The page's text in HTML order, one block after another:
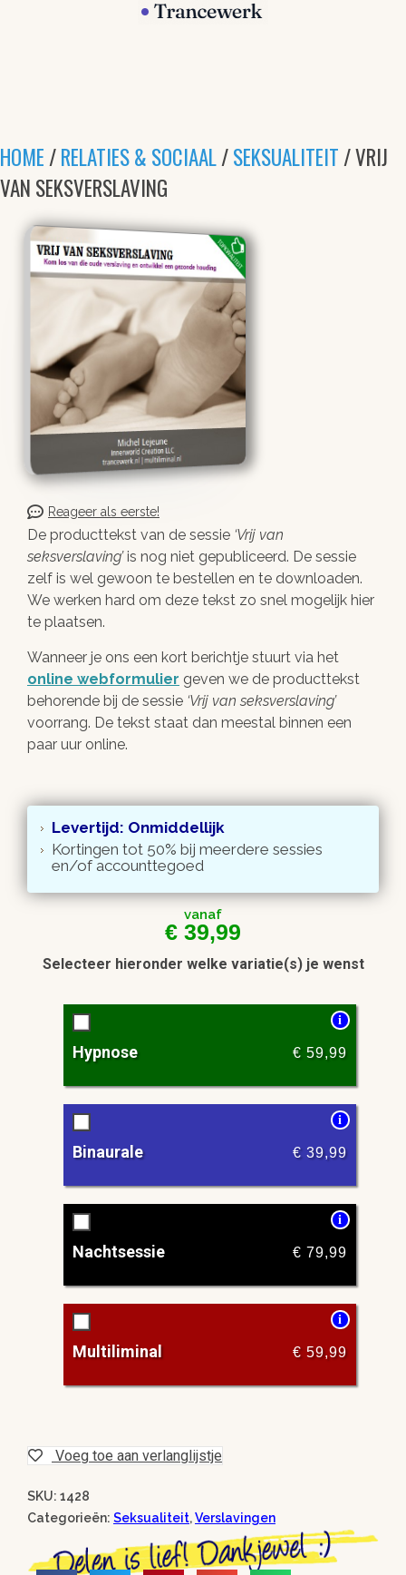
HOME/RELATIES & SOCIAAL/SEKSUALITEIT/ VRIJ
VAN SEKSVERSLAVING
Reageer als eerste!
De producttekst van de sessie Vrij van
seksverslavingis nog niet gepubliceerd. De sessie
zelf is wel gewoon te bestellen en te downloaden.
We werken hard om deze tekst zo snel mogelijk hier
te plaatsen.
Wanneer je ons een kort berichtje stuurt via het
online webformulier geven we de producttekst
behorende bij de sessie Vrij van seksverslaving
voorrang. De tekst staat dan meestal binnen een
paar uur online.
Levertijd: Onmiddellijk
Kortingen tot 50% bij meerdere sessies
en/of accounttegoed
vanaf
€ 39,99
Selecteer hieronder welke variatie(s) je wenst
i
Hypnose € 59,99
i
Binaurale € 39,99
i
Nachtsessie € 79,99
i
Multiliminal € 59,99
Voeg toe aan verlanglijstje
SKU: 1428
Categorieën: Seksualiteit,Verslavingen